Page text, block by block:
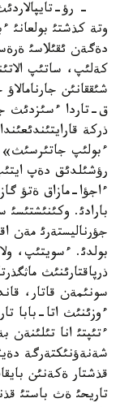
- رؤ-تايپالاردئث
وتة كذشتئ بولعانئ
دةگةن ئقئلاسئ
كةلئپ، ساتئپ
شئققانئن
ق-تاردا ءسئزدئث
ذركة
ءبولئپ جاتئرسئث»
رؤشئلدئق دةپ
ءاجؤا-مازاق ةتؤ
بارادئ.
جؤرناليستةرئ مةن
بولدئ. ءسويتئپ،
ذرپاقتارئنئث
سونئمةن قاتار،
ءوزئنئث اتا-بابا
ءتئپتئ انا تئلئنةن
شةنةؤنئكتةرگة
قذشتار ةكةنئن
تاريحئ ةث باستئ